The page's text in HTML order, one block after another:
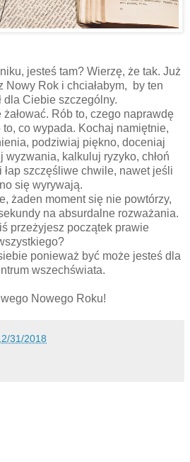
jesteś tam? Wierzę, że tak. Już
Nowy Rok i chciałabym, by ten
dla Ciebie szczególny.
Rób to, czego naprawdę
co wypada. Kochaj namiętnie,
podziwiaj piękno, doceniaj
wyzwania, kalkuluj ryzyko, chłoń
łap szczęśliwe chwile, nawet jeśli
się wyrywają.
żaden moment się nie powtórzy,
na absurdalne rozważania.
przeżyjesz początek prawie
ponieważ być może jesteś dla
wszechświata.
Nowego Roku!
31/2018